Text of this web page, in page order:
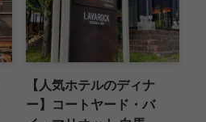
【人気ホテルのディナ
ー】コートヤード・バ